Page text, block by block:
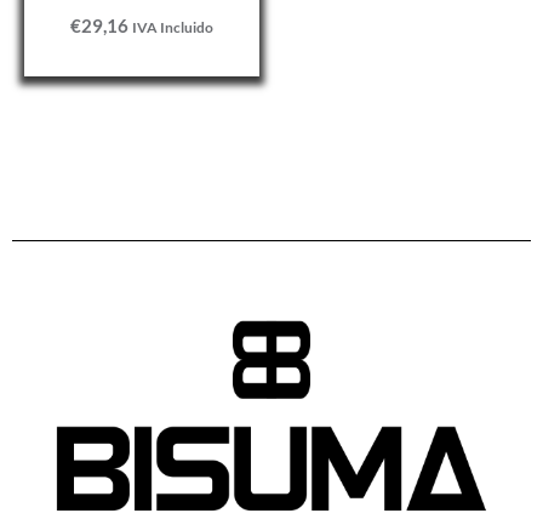
€29,16 IVA Incluido